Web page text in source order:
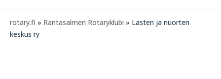
rotary.fi » Rantasalmen Rotaryklubi » Lasten ja nuorten
keskus ry